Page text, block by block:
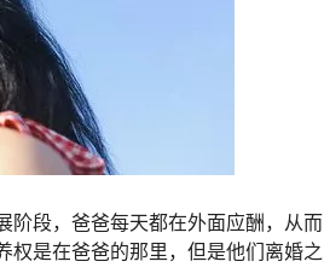
阶段，爸爸每天都在外面应酬，从而
权是在爸爸的那里，但是他们离婚之